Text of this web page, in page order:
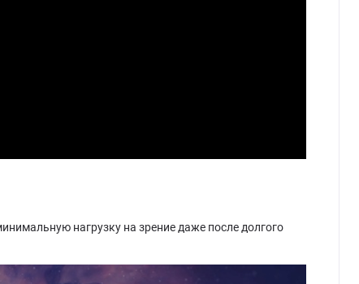
нагрузку на зрение даже после долгого